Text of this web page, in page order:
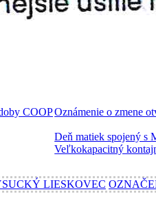
Oznámenie o zmene
Deň matiek spojený s
Veľkokapacitný
LIESKOVEC